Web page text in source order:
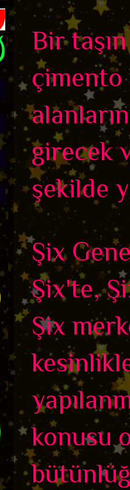
Bir
çimento
girecek
şekilde
Şix
Şix'te,
Şix
konusu